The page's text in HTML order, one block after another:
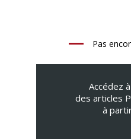
Pas
Accédez
des articles
à